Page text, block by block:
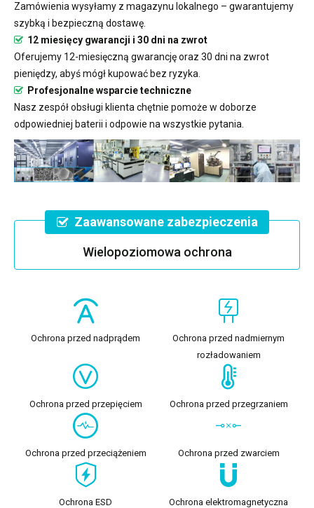
Zamówienia wysyłamy z magazynu lokalnego – gwarantujemy
szybką i bezpieczną dostawę.
12 miesięcy gwarancji i 30 dni na zwrot
Oferujemy 12-miesięczną gwarancję oraz 30 dni na zwrot
pieniędzy, abyś mógł kupować bez ryzyka.
Profesjonalne wsparcie techniczne
Nasz zespół obsługi klienta chętnie pomoże w doborze
odpowiedniej baterii i odpowie na wszystkie pytania.
Zaawansowane zabezpieczenia
Wielopoziomowa ochrona
Ochrona przed nadprądem
Ochrona przed nadmiernym
rozładowaniem
Ochrona przed przepięciem Ochrona przed przegrzaniem
Ochrona przed przeciążeniem Ochrona przed zwarciem
Ochrona ESD Ochrona elektromagnetyczna